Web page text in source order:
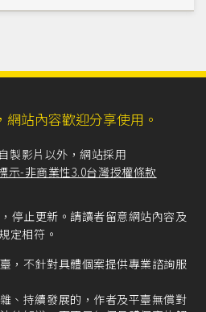
站內容歡迎分享使用。
製影片以外，網站採用
示-非商業性3.0台灣授權條款
停止更新。請讀者留意網站內容及
定相符。
，不針對具體個案提供專業諮詢服
、持續發展的，作者及平臺無償對